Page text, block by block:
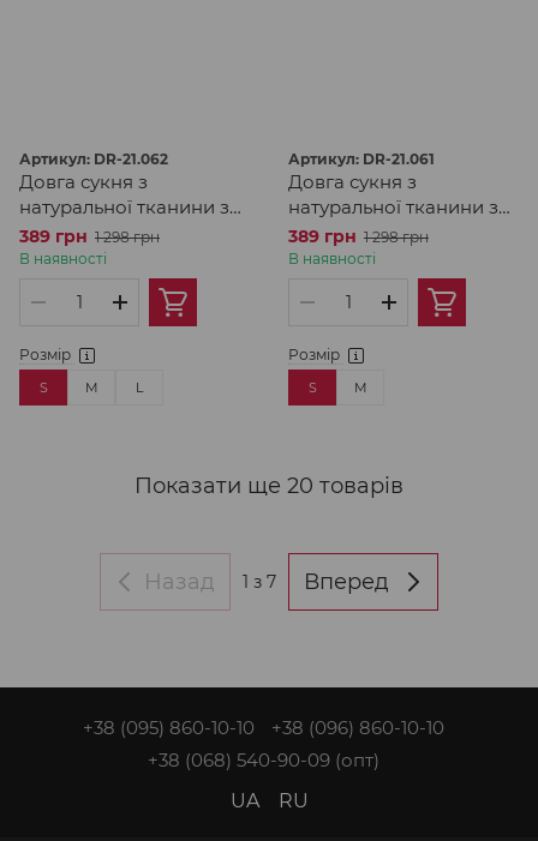
Артикул: DR-21.062
Довга сукня з
натуральної тканини з
принтом для вагітних та
годуючих
389 грн 1 298 грн
В наявності
Розмір
S M L
Артикул: DR-21.061
Довга сукня з
натуральної тканини з
принтом для вагітних та
годуючих
389 грн 1 298 грн
В наявності
Розмір
S M
Показати ще 20 товарів
Назад 1 з 7 Вперед
+38 (095) 860-10-10
+38 (096) 860-10-10
+38 (068) 540-90-09 (опт)
UA
RU